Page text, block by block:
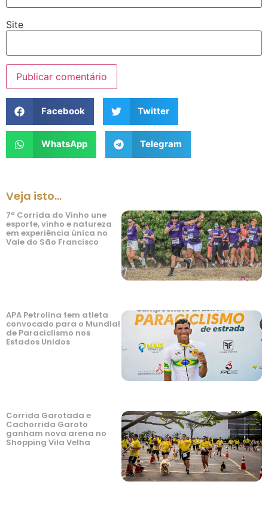
Site
Facebook Twitter
WhatsApp Telegram
Veja isto...
7ª Corrida do Vinho une
esporte, vinho e natureza
em experiência única no
Vale do São Francisco
APA Petrolina tem atleta
convocado para o Mundial
de Paraciclismo nos
Estados Unidos
Corrida Garotada e
Cachorrida Garoto
ganham nova arena no
Shopping Vila Velha